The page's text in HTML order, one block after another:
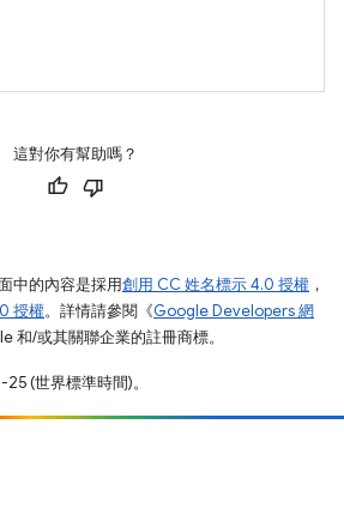
這對你有幫助嗎？
中的內容是採用創用 CC 姓名標示 4.0 授權 ，
授權。詳情請參閱《Google Developers 網
和/或其關聯企業的註冊商標。
(世界標準時間)。